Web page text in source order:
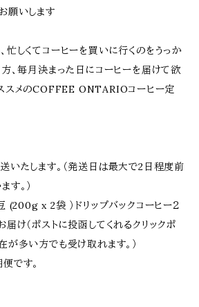
願いします
忙しくてコーヒーを買いに行くのをうっか
方、毎月決まった日にコーヒーを届けて欲
スメのCOFFEE ONTARIOコーヒー定
いたします。（発送日は最大で2日程度前
す。）
(200g x 2袋 ）ドリップバックコーヒー２
け（ポストに投函してくれるクリックポ
が多い方でも受け取れます。）
です。